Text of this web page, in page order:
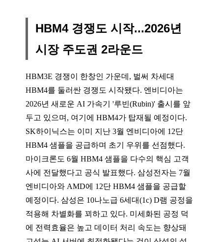
HBM4 경쟁도 시작...2026년
시장 주도권 2라운드
HBM3E 경쟁이 한창인 가운데, 벌써 차세대
HBM4를 둘러싼 경쟁도 시작됐다. 엔비디아는
2026년 새로운 AI 가속기 '루빈(Rubin)' 출시를 앞
두고 있으며, 여기에 HBM4가 탑재될 예정이다.
SK하이닉스는 이미 지난 3월 엔비디아에 12단
HBM4 샘플을 공급하며 초기 우위를 선점했다.
마이크론도 6월 HBM4 샘플을 다수의 핵심 고객
사에 전달했다고 공식 발표했다. 삼성전자는 7월
엔비디아와 AMD에 12단 HBM4 샘플을 공급할
예정이다. 삼성은 10나노급 6세대(1c) D램 공정을
적용해 차별화를 꾀하고 있다. 미세화된 공정 덕
에 전력효율은 높고 데이터 처리 속도는 향상돼